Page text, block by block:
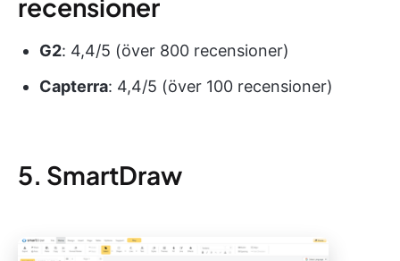
recensioner
G2: 4,4/5 (över 800 recensioner)
Capterra: 4,4/5 (över 100 recensioner)
5. SmartDraw